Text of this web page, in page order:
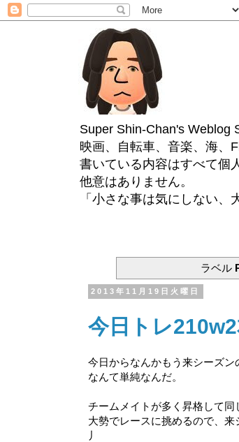
Super Shin-Chan's Weblog
映画、自転車、音楽、海、
書いている内容はすべて個
他意はありません。
「小さな事は気にしない、
ラベル
2013年11月19日火曜日
今日トレ
今日からなんかもう来シーズン
なんて単純なんだ。
チームメイトが多く昇格して同
大勢でレースに挑めるので、
丿